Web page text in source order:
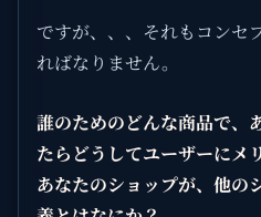
ですが、、、それもコンセ
ればなりません。
誰のためのどんな商品で、
たらどうしてユーザーにメ
あなたのショップが、他の